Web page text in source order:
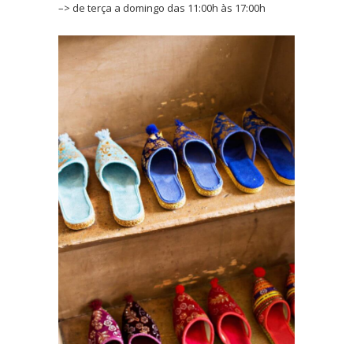
–> de terça a domingo das 11:00h às 17:00h